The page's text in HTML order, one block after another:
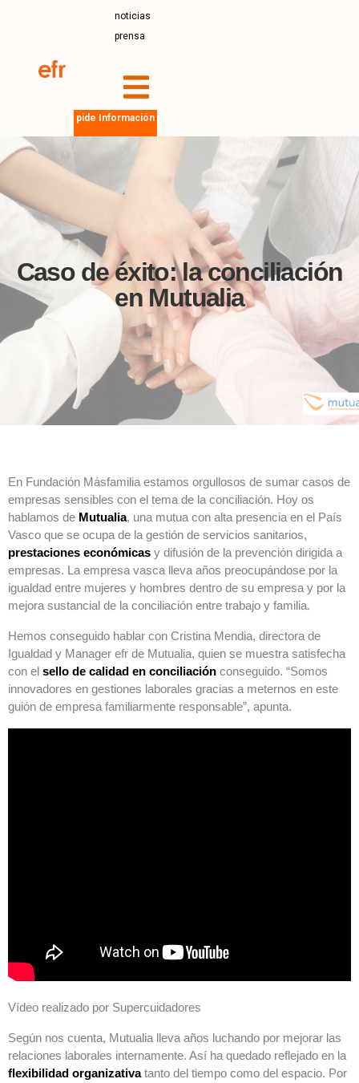
noticias
prensa
pide Información
Caso de éxito: la conciliación
en Mutualia
En Fundación Másfamilia estamos orgullosos de sumar casos de
empresas sensibles con el tema de la conciliación. Hoy os
hablamos de Mutualia, una mutua con alta presencia en el País
Vasco que se ocupa de la gestión de servicios sanitarios,
prestaciones económicas y difusión de la prevención dirigida a
empresas. La empresa vasca lleva años preocupándose por la
igualdad entre mujeres y hombres dentro de su empresa y por la
mejora sustancial de la conciliación entre trabajo y familia.
Hemos conseguido hablar con Cristina Mendia, directora de
Igualdad y Manager efr de Mutualia, quien se muestra satisfecha
con el sello de calidad en conciliación conseguido. “Somos
innovadores en gestiones laborales gracias a meternos en este
guión de empresa familiarmente responsable”, apunta.
Vídeo realizado por Supercuidadores
Según nos cuenta, Mutualia lleva años luchando por mejorar las
relaciones laborales internamente. Así ha quedado reflejado en la
flexibilidad organizativatanto del tiempo como del espacio. Por